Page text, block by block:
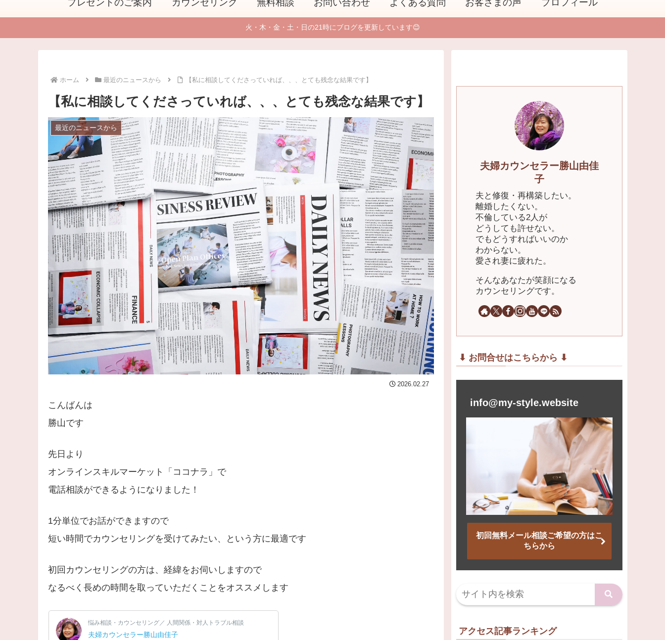
プレゼントのご案内 カウンセリング 無料相談 お問い合わせ よくある質問 お客さまの声 プロフィール
火・木・金・土・日の21時にブログを更新しています😊
ホーム 最近のニュースから 【私に相談してくださっていれば、、、とても残念な結果です】
【私に相談してくださっていれば、、、とても残念な結果です】
最近のニュースから
2026.02.27
こんばんは
勝山です
先日より
オンラインスキルマーケット「ココナラ」で
電話相談ができるようになりました！
1分単位でお話ができますので
短い時間でカウンセリングを受けてみたい、という方に最適です
初回カウンセリングの方は、経緯をお伺いしますので
なるべく長めの時間を取っていただくことをオススメします
夫婦カウンセラー勝山由佳
子
夫と修復・再構築したい。
離婚したくない。
不倫している2人が
どうしても許せない。
でもどうすればいいのか
わからない。
愛され妻に疲れた。
そんなあなたが笑顔になる
カウンセリングです。
⬇︎ お問合せはこちらから ⬇︎
info@my-style.website
初回無料メール相談ご希望の方はこ
ちらから
アクセス記事ランキング